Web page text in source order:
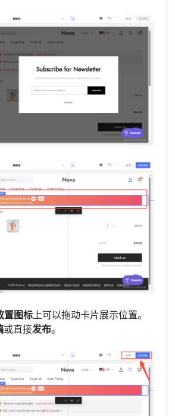
置图标 上可以拖动卡片展示位置。
或直接发布。